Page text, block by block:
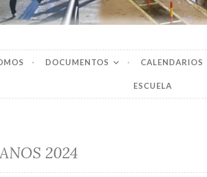
burgalesa
DOCUMENTOS CALENDARIOS
ESCUELA
2024